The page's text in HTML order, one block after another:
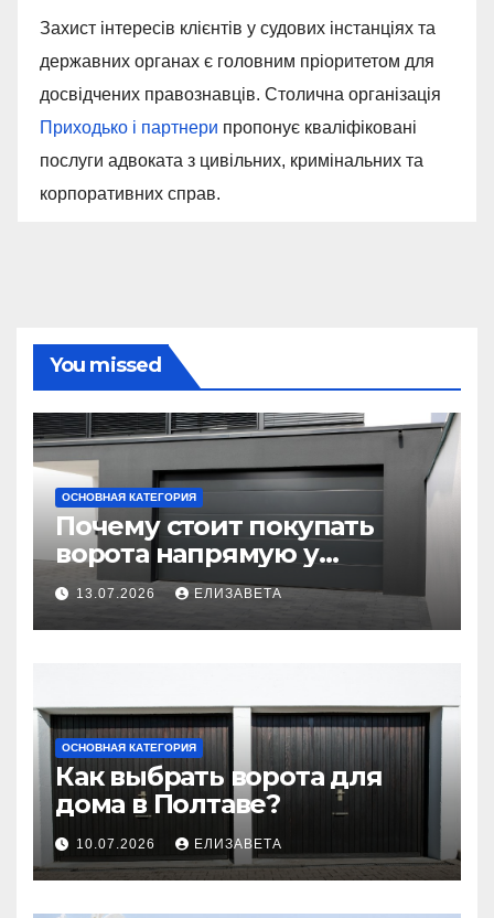
Захист інтересів клієнтів у судових інстанціях та
державних органах є головним пріоритетом для
досвідчених правознавців. Столична організація
Приходько і партнери пропонує кваліфіковані
послуги адвоката з цивільних, кримінальних та
корпоративних справ.
You missed
ОСНОВНАЯ КАТЕГОРИЯ
Почему стоит покупать
ворота напрямую у
производителя
13.07.2026 ЕЛИЗАВЕТА
ОСНОВНАЯ КАТЕГОРИЯ
Как выбрать ворота для
дома в Полтаве?
10.07.2026 ЕЛИЗАВЕТА